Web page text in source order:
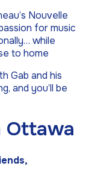
Nouvelle
for music
while
to home
Gab and his
and you’ll be
Ottawa